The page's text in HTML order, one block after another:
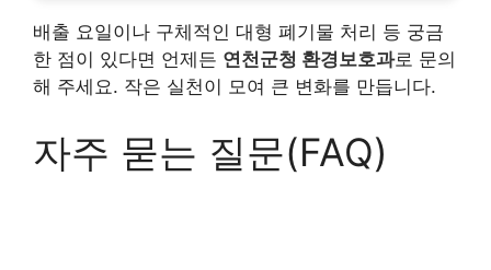
배출 요일이나 구체적인 대형 폐기물 처리 등 궁금
한 점이 있다면 언제든 연천군청 환경보호과로 문의
해 주세요. 작은 실천이 모여 큰 변화를 만듭니다.
자주 묻는 질문(FAQ)